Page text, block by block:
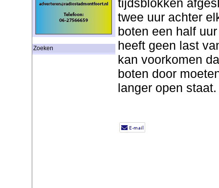
Zoeken
twee uur achter
boten een half
heeft geen last
kan voorkomen
boten door
langer open staat.